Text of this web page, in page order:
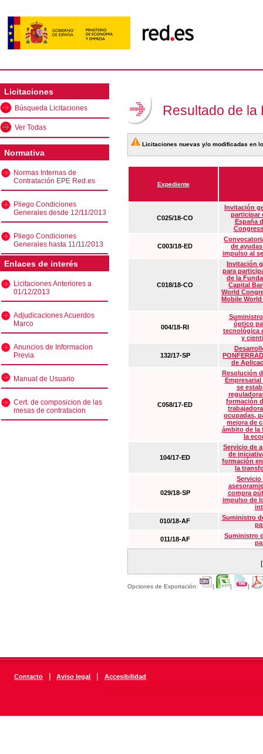
Licitaciones
Búsqueda Licitaciones
Ver Todas
Normativa
Normas Internas de
Contratación EPE Red.es
Pliego Condiciones
Generales desde 12/11/2013
Pliego Condiciones
Generales hasta 11/11/2013
Enlaces de interés
Licitaciones Anteriores a
01/12/2013
Adjudicaciones Acuerdos
Marco
Anuncios de Informacion
Previa
Manual de Usuario
Cert. de composicion de las
mesas de contratacion
Resultado de la
Licitaciones nuevas y/o modificadas en
Expediente
C025/18-CO
Invitación
participar
España
C003/18-ED
de
impulso al
C018/18-CO
Invitación
para
de la
Capital
World
Mobile
004/18-RI
óptico
tecnológica
y
132/17-SP
de
C058/17-ED
Resolución
Empresarial
se
formación
ocupadas,
mejora de
ámbito de la
la
104/17-ED
Servicio de
de
formación
la
029/18-SP
Servicio
compra
impulso de
010/18-AF
Suministro
011/18-AF
Suministro
Opciones de Exportación: | | |
Contacto | Aviso legal | Accesibilidad